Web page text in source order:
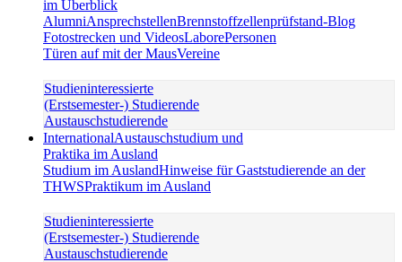
im Überblick
AlumniAnsprechstellenBrennstoffzellenprüfstand-Blog
Fotostrecken und VideosLaborePersonen
Türen auf mit der MausVereine
Studieninteressierte
(Erstsemester-) Studierende
Austauschstudierende
InternationalAustauschstudium und
Praktika im Ausland
Studium im AuslandHinweise für Gaststudierende an der
THWSPraktikum im Ausland
Studieninteressierte
(Erstsemester-) Studierende
Austauschstudierende